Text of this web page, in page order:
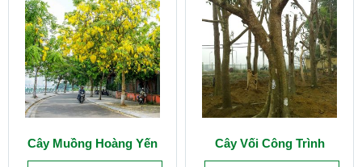
Cây Muồng Hoàng Yến Cây Vối Công Trình